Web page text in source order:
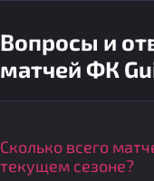
Вопросы и
матчей ФК
Сколько всего
текущем сезоне?